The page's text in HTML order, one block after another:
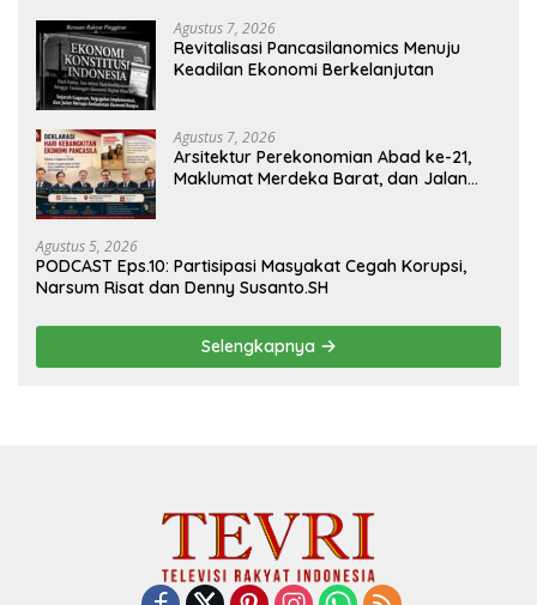
Agustus 7, 2026
Revitalisasi Pancasilanomics Menuju
Keadilan Ekonomi Berkelanjutan
Agustus 7, 2026
Arsitektur Perekonomian Abad ke-21,
Maklumat Merdeka Barat, dan Jalan
Agustus 5, 2026
PODCAST Eps.10: Partisipasi Masyakat Cegah Korupsi,
Narsum Risat dan Denny Susanto.SH
Selengkapnya